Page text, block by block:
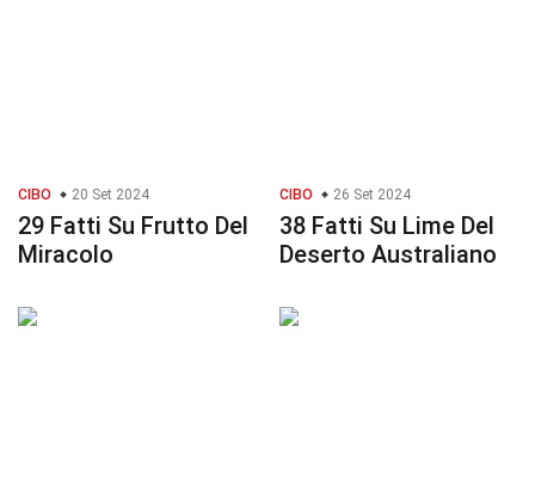
CIBO 20 Set 2024
29 Fatti Su Frutto Del
Miracolo
CIBO 26 Set 2024
38 Fatti Su Lime Del
Deserto Australiano